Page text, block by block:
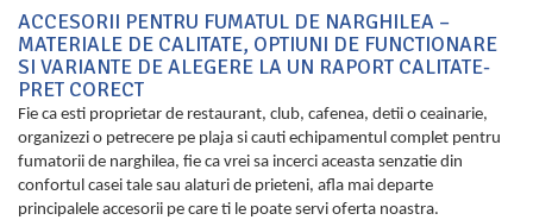
ACCESORII PENTRU FUMATUL DE NARGHILEA –
MATERIALE DE CALITATE, OPTIUNI DE FUNCTIONARE
SI VARIANTE DE ALEGERE LA UN RAPORT CALITATE-
PRET CORECT
Fie ca esti proprietar de restaurant, club, cafenea, detii o ceainarie,
organizezi o petrecere pe plaja si cauti echipamentul complet pentru
fumatorii de narghilea, fie ca vrei sa incerci aceasta senzatie din
confortul casei tale sau alaturi de prieteni, afla mai departe
principalele accesorii pe care ti le poate servi oferta noastra.